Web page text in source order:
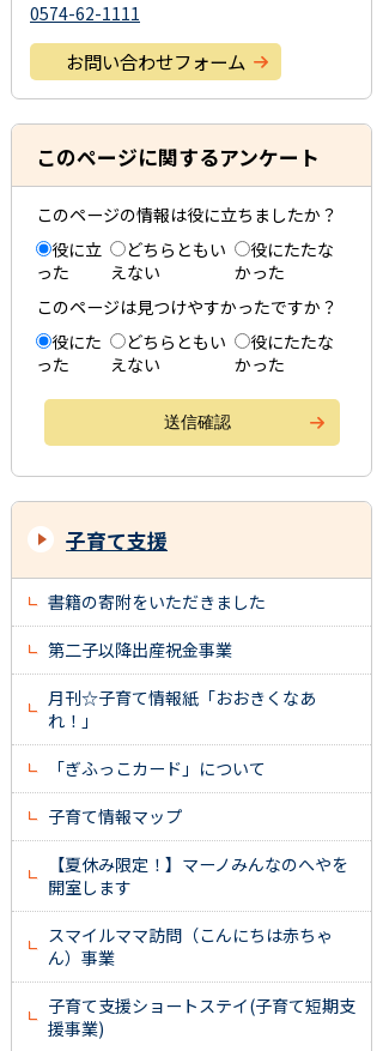
0574-62-1111
お問い合わせフォーム
このページに関するアンケート
このページの情報は役に立ちましたか？
役に立
った
どちらともい
えない
役にたたな
かった
このページは見つけやすかったですか？
役にた
った
どちらともい
えない
役にたたな
かった
子育て支援
書籍の寄附をいただきました
第二子以降出産祝金事業
月刊☆子育て情報紙「おおきくなあ
れ！」
「ぎふっこカード」について
子育て情報マップ
【夏休み限定！】マーノみんなのへやを
開室します
スマイルママ訪問（こんにちは赤ちゃ
ん）事業
子育て支援ショートステイ(子育て短期支
援事業)